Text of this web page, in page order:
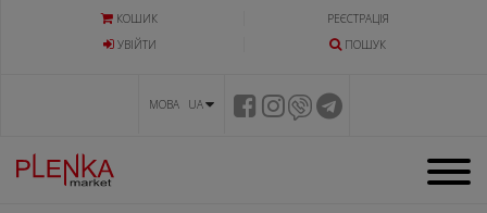
КОШИК
РЕЄСТРАЦІЯ
УВIЙТИ
ПОШУК
МОВА UA